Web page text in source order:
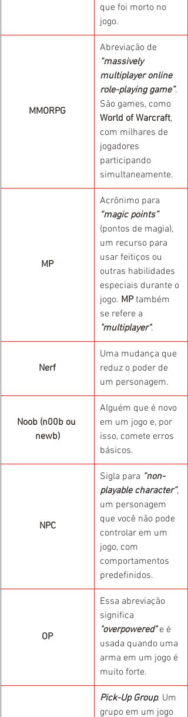
que foi morto no
jogo.
MMORPG
Abreviação de
“massively
multiplayer online
role-playing game”.
São games, como
World of Warcraft,
com milhares de
jogadores
participando
simultaneamente.
MP
Acrônimo para
“magic points”
(pontos de magia),
um recurso para
usar feitiços ou
outras habilidades
especiais durante o
jogo. MP também
se refere a
"multiplayer".
Nerf
Uma mudança que
reduz o poder de
um personagem.
Noob (n00b ou
newb)
Alguém que é novo
em um jogo e, por
isso, comete erros
básicos.
NPC
Sigla para “non-
playable character”,
um personagem
que você não pode
controlar em um
jogo, com
comportamentos
predefinidos.
OP
Essa abreviação
significa
"overpowered" e é
usada quando uma
arma em um jogo é
muito forte.
Pick-Up Group. Um
grupo em um jogo